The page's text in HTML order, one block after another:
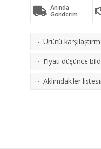
Anında
Gönderim
· Ürünü
· Fiyatı düşünce
· Aklımdakiler